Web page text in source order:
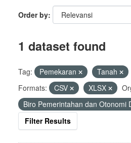
Order by
1 dataset found
Tag: Pemekaran Tanah
Formats:
CSV XLSX
Biro Pemerintahan dan Otonomi
Filter Results